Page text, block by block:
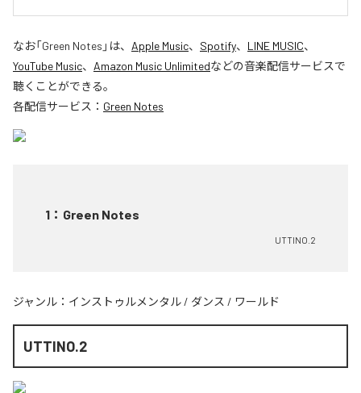
なお「Green Notes 」は、 Apple Music、 Spotify、 LINE MUSIC、
YouTube Music、 Amazon Music Unlimitedなどの音楽配信サービスで
聴くことができる。
各配信サービス： Green Notes
1 ： Green Notes
UTTINO.2
ジャンル： インストゥルメンタル / ダンス / ワールド
UTTINO.2